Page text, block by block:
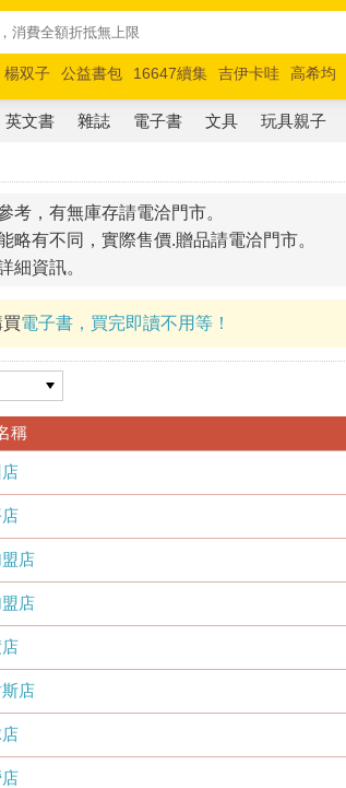
楊双子 公益書包 16647續集 吉伊卡哇 高希均
攤新作 馬斯克 玩具總動員5 超慢跑
英文書 雜誌 電子書 文具 玩具親子
，有無庫存請電洽門市。
有不同，實際售價.贈品請電洽門市。
細資訊。
電子書，買完即讀不用等！
稱
店
店
店